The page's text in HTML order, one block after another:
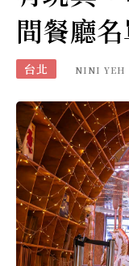
間餐廳
台北 NINI YEH